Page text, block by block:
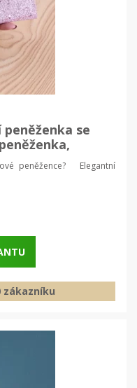
se
peněžence? Elegantní
zákazníku